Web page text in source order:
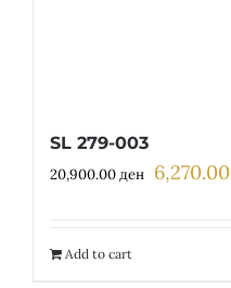
SL 279-003
20,900.00ден Original
6,270.00
Add to cart